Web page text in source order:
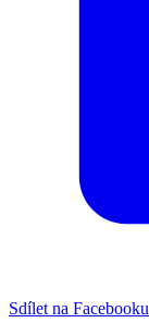
Sdílet na Facebooku